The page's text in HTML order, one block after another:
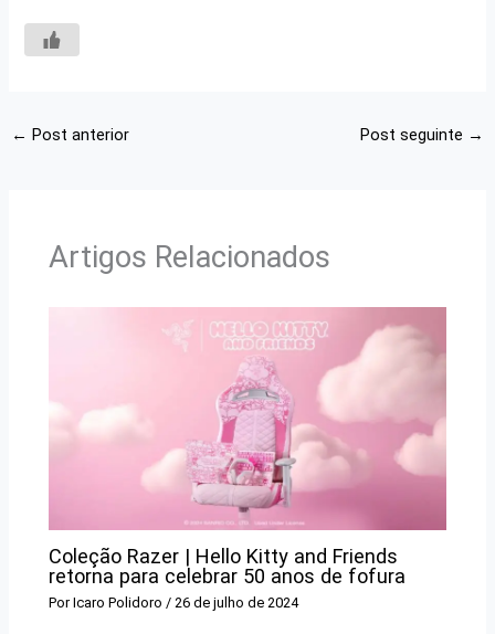
← Post anterior Post seguinte →
Artigos Relacionados
Coleção Razer | Hello Kitty and Friends
retorna para celebrar 50 anos de fofura
PorIcaro Polidoro/26 de julho de 2024